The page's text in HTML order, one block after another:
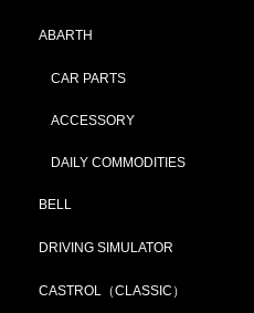
ABARTH
CAR PARTS
ACCESSORY
DAILY COMMODITIES
BELL
DRIVING SIMULATOR
CASTROL（CLASSIC）